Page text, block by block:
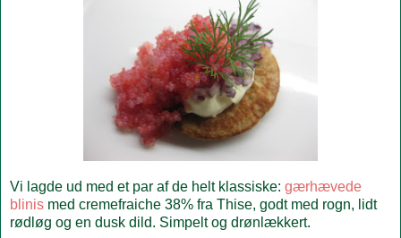
Vi lagde ud med et par af de helt klassiske: gærhævede
blinis med cremefraiche 38% fra Thise, godt med rogn, lidt
rødløg og en dusk dild. Simpelt og drønlækkert.